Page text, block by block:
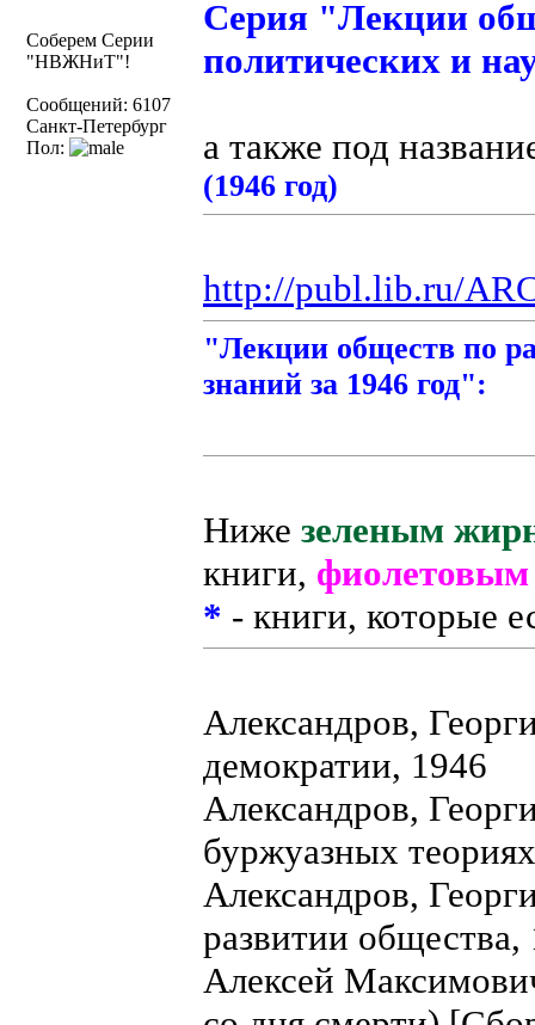
Соберем Серии
"НВЖНиТ"!
Сообщений: 6107
Санкт-Петербург
Пол:
Серия "Лекции
политических и
а также под
(1946 год)
http://publ.lib.ru/
"Лекции обществ по
знаний за 1946 год":
Ниже зеленым
книги,
* - книги, которые
Александров,
демократии, 1946
Александров,
буржуазных
Александров,
развитии
Алексей